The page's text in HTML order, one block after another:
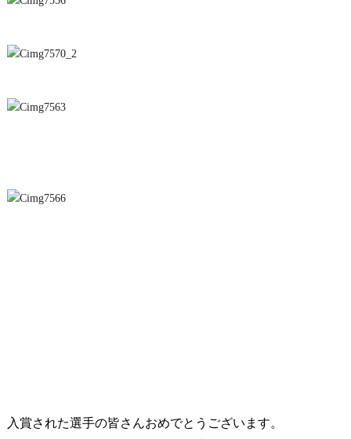
入賞された選手の皆さんおめでとうございます。